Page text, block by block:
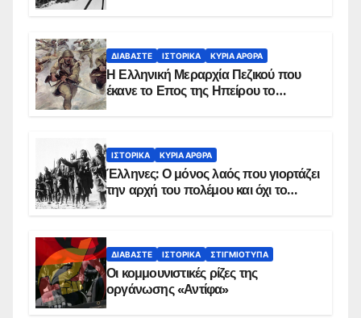
ΔΙΑΒΆΣΤΕ ΙΣΤΟΡΙΚΆ ΚΥΡΙΑ ΑΡΘΡΑ
Η Ελληνική Μεραρχία Πεζικού που
έκανε το Επος της Ηπείρου το
ΙΣΤΟΡΙΚΆ ΚΥΡΙΑ ΑΡΘΡΑ
Έλληνες: Ο μόνος λαός που γιορτάζει
την αρχή του πολέμου και όχι το
ΔΙΑΒΆΣΤΕ ΙΣΤΟΡΙΚΆ ΣΤΙΓΜΙΌΤΥΠΑ
Οι κομμουνιστικές ρίζες της
οργάνωσης «Αντίφα»